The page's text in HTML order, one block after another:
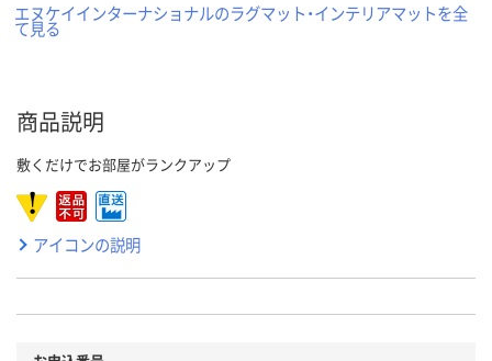
エヌケイインターナショナルのラグマット・インテリアマットを全
て見る
商品説明
敷くだけでお部屋がランクアップ
アイコンの説明